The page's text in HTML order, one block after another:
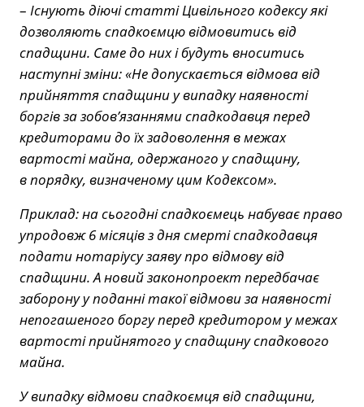
– Існують діючі статті Цивільного кодексу які
дозволяють спадкоємцю відмовитись від
спадщини. Саме до них і будуть вноситись
наступні зміни: «Не допускається відмова від
прийняття спадщини у випадку наявності
боргів за зобов’язаннями спадкодавця перед
кредиторами до їх задоволення в межах
вартості майна, одержаного у спадщину,
в порядку, визначеному цим Кодексом».
Приклад: на сьогодні спадкоємець набуває право
упродовж 6 місяців з дня смерті спадкодавця
подати нотаріусу заяву про відмову від
спадщини. А новий законопроект передбачає
заборону у поданні такої відмови за наявності
непогашеного боргу перед кредитором у межах
вартості прийнятого у спадщину спадкового
майна.
У випадку відмови спадкоємця від спадщини,